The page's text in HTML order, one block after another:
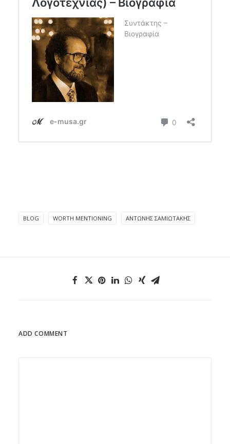
BLOG WORTH MENTIONING ΑΝΤΏΝΗΣ ΣΑΜΙΩΤΆΚΗΣ
ADD COMMENT